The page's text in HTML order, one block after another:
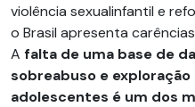
violência sexualinfantil e
o Brasil apresenta
A falta de uma base de
sobreabuso e
adolescentes é um dos